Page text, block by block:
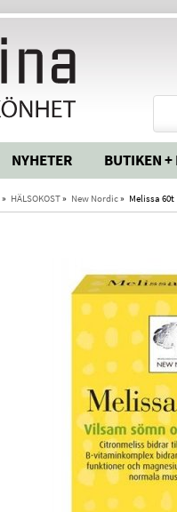
NYHETER BUTIKEN +
» HÄLSOKOST» New Nordic» Melissa 60t